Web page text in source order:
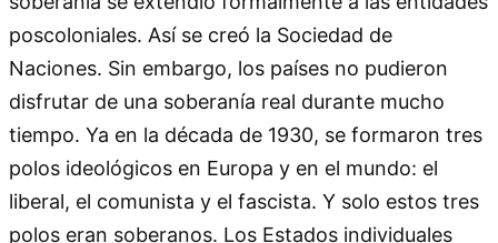
poscoloniales. Así se creó la Sociedad de
Naciones. Sin embargo, los países no pudieron
disfrutar de una soberanía real durante mucho
tiempo. Ya en la década de 1930, se formaron tres
polos ideológicos en Europa y en el mundo: el
liberal, el comunista y el fascista. Y solo estos tres
polos eran soberanos. Los Estados individuales